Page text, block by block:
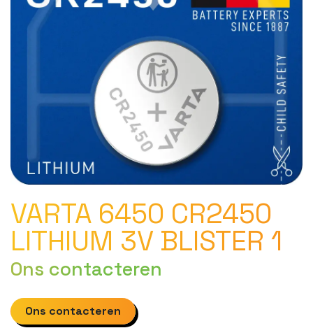
VARTA 6450 CR2450
LITHIUM 3V BLISTER 1
Ons contacteren
Ons contacteren